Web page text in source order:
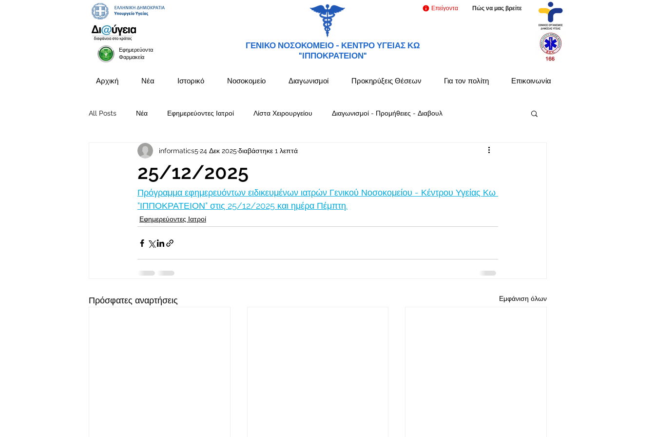
Εφημερεύοντα
Φαρμακεία
ΓΕΝΙΚΟ ΝΟΣΟΚΟΜΕΙΟ - ΚΕΝΤΡΟ ΥΓΕΙΑΣ ΚΩ
"ΙΠΠΟΚΡΑΤΕΙΟΝ"
Επείγοντα Πώς να μας βρείτε
Αρχική Νέα Ιστορικό Νοσοκομείο Διαγωνισμοί Προκηρύξεις Θέσεων Για τον πολίτη Επικοινωνία
All Posts Νέα Εφημερεύοντες Ιατροί Λίστα Χειρουργείου Διαγωνισμοί - Προμήθειες - Διαβουλ
Προκηρύξεις Θέσεων
25/12/2025
informatics5 24 Δεκ 2025 διαβάστηκε 1 λεπτά
Πρόγραμμα εφημερευόντων ειδικευμένων ιατρών Γενικού Νοσοκομείου - Κέντρου Υγείας Κω
"ΙΠΠΟΚΡΑΤΕΙΟΝ" στις 25/12/2025 και ημέρα Πέμπτη.
Εφημερεύοντες Ιατροί
Πρόσφατες αναρτήσεις Εμφάνιση όλων